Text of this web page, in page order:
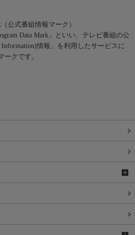
公式番組情報マーク）
Data Mark」といい、テレビ番組の公
情報」を利用したサービスに
ークです。